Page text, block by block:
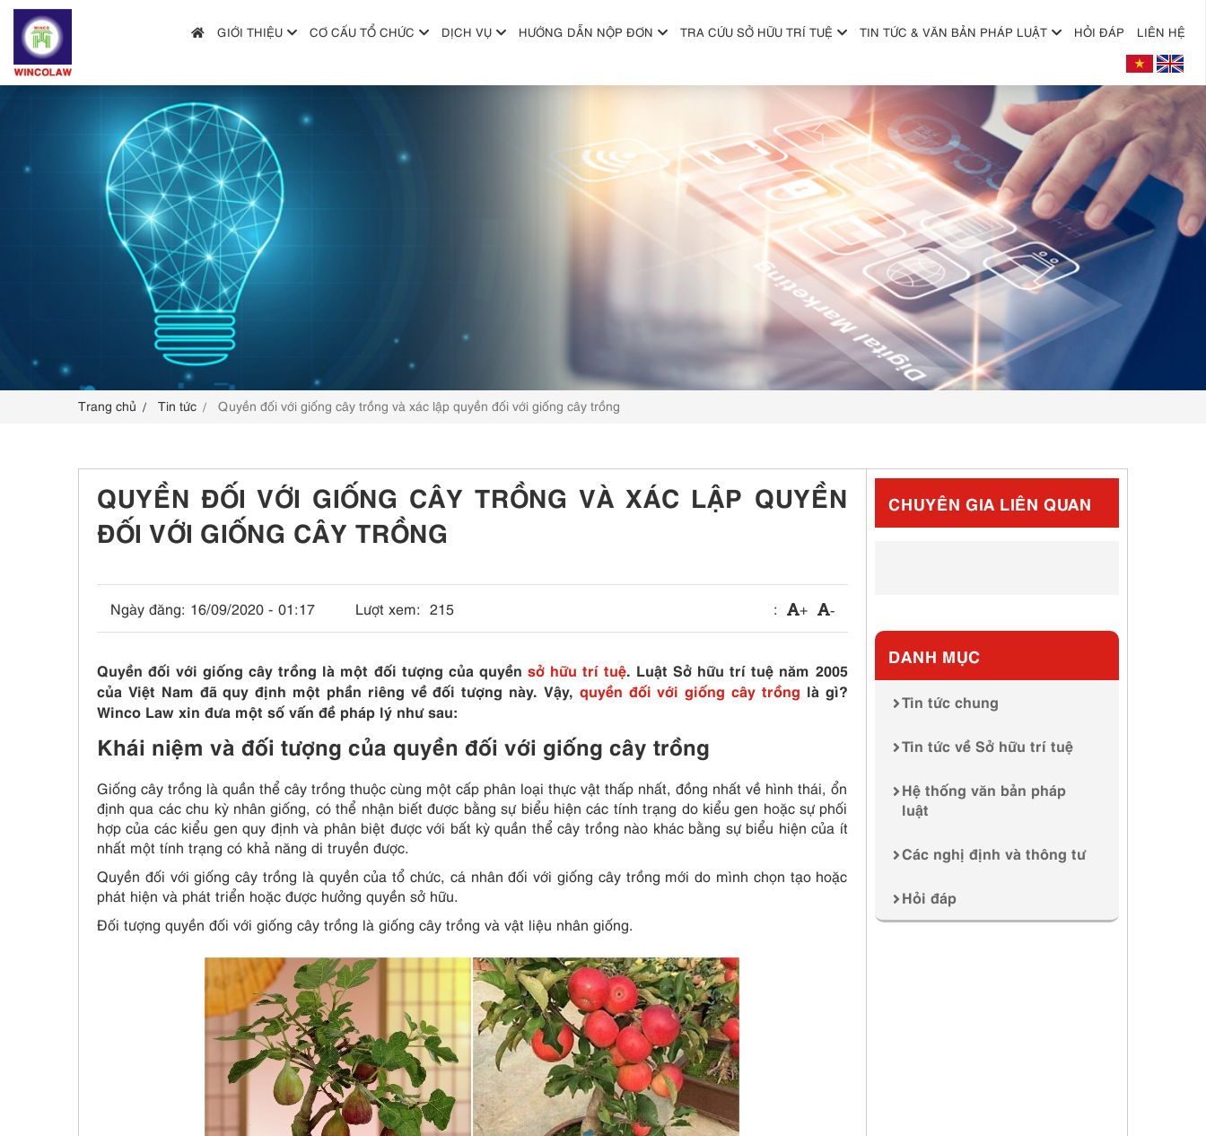
+
CƠ CẤU TỔ CHỨC +
+
HƯỚNG DẪN NỘP ĐƠN
TRA CỨU SỞ HỮU TRÍ TUỆ
TIN TỨC & VĂN BẢN PHÁP LUẬT
HỎI ĐÁP
GIỚI THIỆU CƠ CẤU TỔ CHỨC DỊCH VỤ HƯỚNG DẪN NỘP ĐƠN TRA CỨU SỞ HỮU TRÍ TUỆ TIN TỨC & VĂN BẢN PHÁP LUẬT HỎI ĐÁP LIÊN HỆ
Trang chủ Tin tức Quyền đối với giống cây trồng và xác lập quyền đối với giống cây trồng
QUYỀN ĐỐI VỚI GIỐNG CÂY TRỒNG VÀ XÁC LẬP QUYỀN
ĐỐI VỚI GIỐNG CÂY TRỒNG
Ngày đăng: 16/09/2020 - 01:17 Lượt xem: 215 : + -
Quyền đối với giống cây trồng là một đối tượng của quyền sở hữu trí tuệ. Luật Sở hữu trí tuệ năm 2005
của Việt Nam đã quy định một phần riêng về đối tượng này. Vậy, quyền đối với giống cây trồng là gì?
Winco Law xin đưa một số vấn đề pháp lý như sau:
Khái niệm và đối tượng của quyền đối với giống cây trồng
Giống cây trồng là quần thể cây trồng thuộc cùng một cấp phân loại thực vật thấp nhất, đồng nhất về hình thái, ổn
định qua các chu kỳ nhân giống, có thể nhận biết được bằng sự biểu hiện các tính trạng do kiểu gen hoặc sự phối
hợp của các kiểu gen quy định và phân biệt được với bất kỳ quần thể cây trồng nào khác bằng sự biểu hiện của ít
nhất một tính trạng có khả năng di truyền được.
Quyền đối với giống cây trồng là quyền của tổ chức, cá nhân đối với giống cây trồng mới do mình chọn tạo hoặc
phát hiện và phát triển hoặc được hưởng quyền sở hữu.
Đối tượng quyền đối với giống cây trồng là giống cây trồng và vật liệu nhân giống.
CHUYÊN GIA LIÊN QUAN
DANH MỤC
Tin tức chung
Tin tức về Sở hữu trí tuệ
Hệ thống văn bản pháp
luật
Các nghị định và thông tư
Hỏi đáp